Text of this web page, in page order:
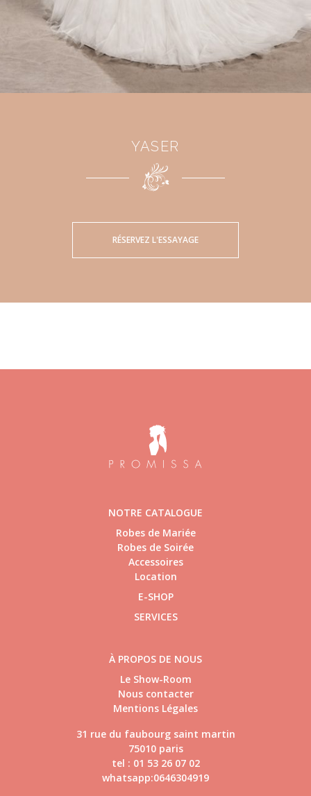
YASER
RÉSERVEZ L'ESSAYAGE
NOTRE CATALOGUE
Robes de Mariée
Robes de Soirée
Accessoires
Location
E-SHOP
SERVICES
À PROPOS DE NOUS
Le Show-Room
Nous contacter
Mentions Légales
31 rue du faubourg saint martin
75010 paris
tel : 01 53 26 07 02
whatsapp:0646304919